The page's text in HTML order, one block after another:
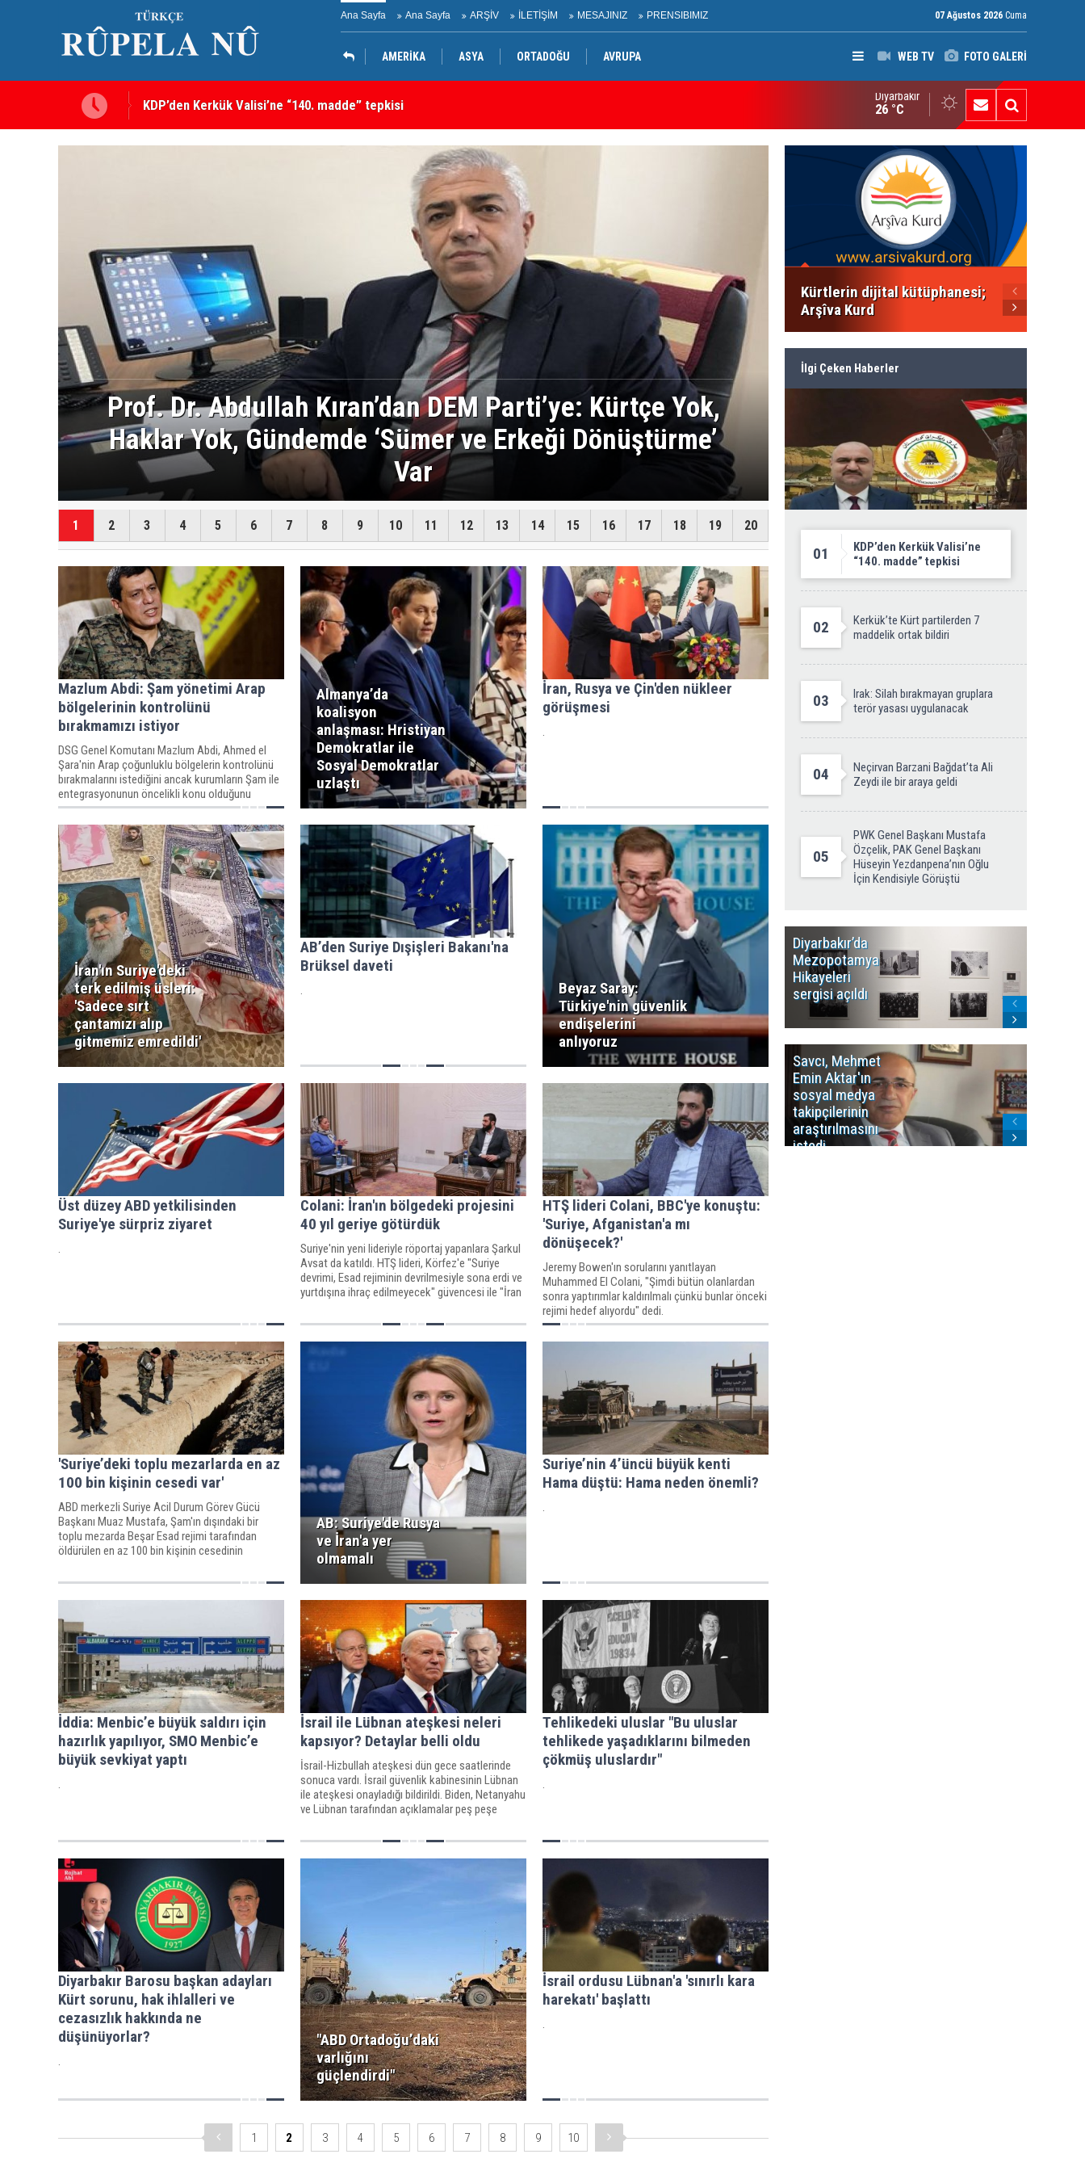
Ana Sayfa Ana Sayfa ARŞİV İLETİŞİM MESAJINIZ PRENSIBIMIZ 07 Ağustos 2026 Cuma
WEB TV FOTO GALERİ
AMERİKA ASYA ORTADOĞU AVRUPA
KDP’den Kerkük Valisi’ne “140. madde” tepkisi
Kerkük’te Kürt partilerden 7 maddelik ortak bildiri
Irak: Silah bırakmayan gruplara terör yasası uygulanacak
Diyarbakır
26 °C
AB'den Gazze'nin yeniden imarına 900 milyon euro
destek
Bağdat’ta Yeşil
1 2 3 4 5 6 7 8 9 10 11 12 13 14 15 16 17 18 19 20
Mazlum Abdi: Şam yönetimi Arap
bölgelerinin kontrolünü
bırakmamızı istiyor
DSG Genel Komutanı Mazlum Abdi, Ahmed el
Şara'nin Arap çoğunluklu bölgelerin kontrolünü
bırakmalarını istediğini ancak kurumların Şam ile
entegrasyonunun öncelikli konu olduğunu
belirtti.
Almanya’da
koalisyon
anlaşması: Hristiyan
Demokratlar ile
Sosyal Demokratlar
uzlaştı
İran, Rusya ve Çin'den nükleer
görüşmesi
.
İran'ın Suriye'deki
terk edilmiş üsleri:
'Sadece sırt
çantamızı alıp
gitmemiz emredildi'
AB’den Suriye Dışişleri Bakanı'na
Brüksel daveti
.
Beyaz Saray:
Türkiye'nin güvenlik
endişelerini
anlıyoruz
Üst düzey ABD yetkilisinden
Suriye'ye sürpriz ziyaret
.
Colani: İran'ın bölgedeki projesini
40 yıl geriye götürdük
Suriye'nin yeni lideriyle röportaj yapanlara Şarkul
Avsat da katıldı. HTŞ lideri, Körfez'e "Suriye
devrimi, Esad rejiminin devrilmesiyle sona erdi ve
yurtdışına ihraç edilmeyecek" güvencesi ile "İran
verdi.
HTŞ lideri Colani, BBC'ye konuştu:
'Suriye, Afganistan'a mı
dönüşecek?'
Jeremy Bowen'ın sorularını yanıtlayan
Muhammed El Colani, "Şimdi bütün olanlardan
sonra yaptırımlar kaldırılmalı çünkü bunlar önceki
rejimi hedef alıyordu" dedi.
'Suriye’deki toplu mezarlarda en az
100 bin kişinin cesedi var'
ABD merkezli Suriye Acil Durum Görev Gücü
Başkanı Muaz Mustafa, Şam'ın dışındaki bir
toplu mezarda Beşar Esad rejimi tarafından
öldürülen en az 100 bin kişinin cesedinin
AB: Suriye'de Rusya
ve İran'a yer
olmamalı
Suriye’nin 4’üncü büyük kenti
Hama düştü: Hama neden önemli?
.
İddia: Menbic’e büyük saldırı için
hazırlık yapılıyor, SMO Menbic’e
büyük sevkiyat yaptı
.
İsrail ile Lübnan ateşkesi neleri
kapsıyor? Detaylar belli oldu
İsrail-Hizbullah ateşkesi dün gece saatlerinde
sonuca vardı. İsrail güvenlik kabinesinin Lübnan
ile ateşkesi onayladığı bildirildi. Biden, Netanyahu
ve Lübnan tarafından açıklamalar peş peşe
oldu.
Tehlikedeki uluslar "Bu uluslar
tehlikede yaşadıklarını bilmeden
çökmüş uluslardır"
.
Diyarbakır Barosu başkan adayları
Kürt sorunu, hak ihlalleri ve
cezasızlık hakkında ne
düşünüyorlar?
.
"ABD Ortadoğu’daki
varlığını
güçlendirdi"
İsrail ordusu Lübnan'a 'sınırlı kara
harekatı' başlattı
.
1 2 3 4 5 6 7 8 9 10
Kürtlerin dijital kütüphanesi;
Arşîva Kurd
İlgi Çeken Haberler
01
KDP’den Kerkük Valisi’ne
“140. madde” tepkisi
02
Kerkük’te Kürt partilerden 7
maddelik ortak bildiri
03
Irak: Silah bırakmayan gruplara
terör yasası uygulanacak
04
Neçirvan Barzani Bağdat’ta Ali
Zeydi ile bir araya geldi
05
PWK Genel Başkanı Mustafa
Özçelik, PAK Genel Başkanı
Hüseyin Yezdanpena’nın Oğlu
İçin Kendisiyle Görüştü
Diyarbakır’da
Mezopotamya
Hikayeleri
sergisi açıldı
Savcı, Mehmet
Emin Aktar'ın
sosyal medya
takipçilerinin
araştırılmasını
istedi